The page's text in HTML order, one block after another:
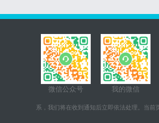
微信公众号 我的微信
系，我们将在收到通知后立即依法处理。当